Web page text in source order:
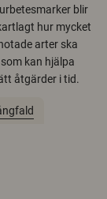
blir
hur mycket
arter ska
kan hjälpa
åtgärder i tid.